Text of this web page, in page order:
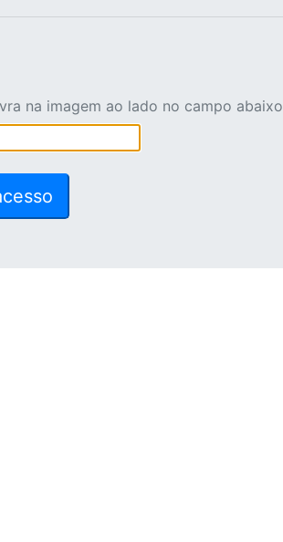
na imagem ao lado no campo abaixo